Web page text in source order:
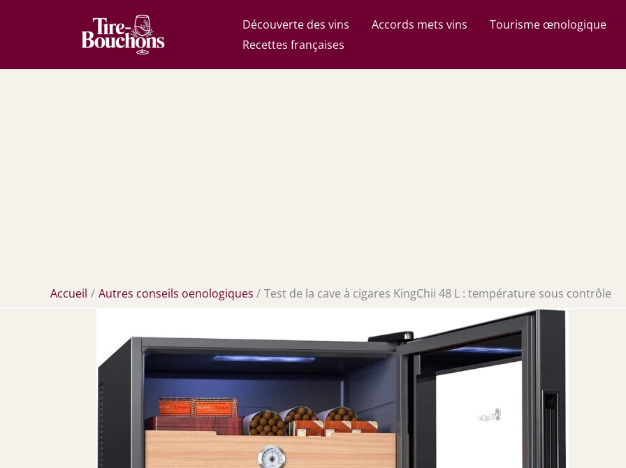
Découverte des vins Accords mets vins Tourisme œnologique
Recettes françaises
Accueil Autres conseils oenologiques Test de la cave à cigares KingChii 48 L : température sous contrôle